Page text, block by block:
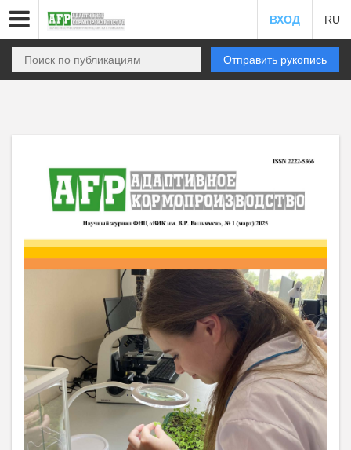
ВХОД RU
Отправить рукопись